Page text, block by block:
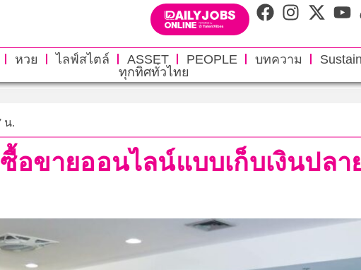
หวย ไลฟ์สไตล์ ASSET PEOPLE บทความ
ทุกทิศทั่วไทย
น.
ขายออนไลน์แบบเก็บเงินปลา